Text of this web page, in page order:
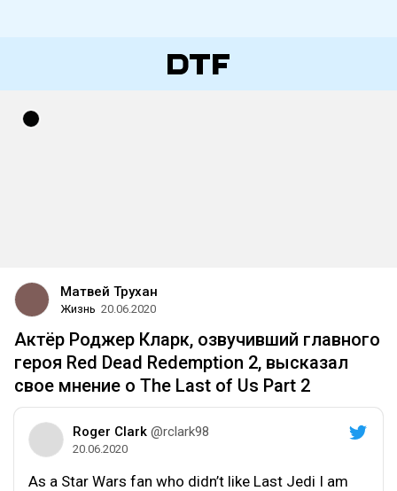
Матвей Трухан
Жизнь 20.06.2020
Актёр Роджер Кларк, озвучивший главного
героя Red Dead Redemption 2, высказал
свое мнение о The Last of Us Part 2
Roger Clark @rclark98
20.06.2020
As a Star Wars fan who didn’t like Last Jedi I am